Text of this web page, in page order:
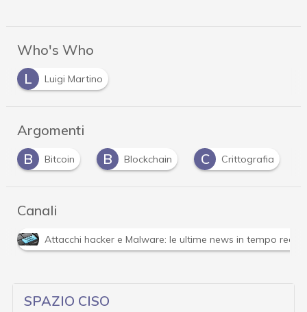
Who's Who
L
Luigi Martino
Argomenti
B
Blockchain C Crittografia C crittografia
Canali
Attacchi hacker e Malware: le ultime news in tempo
SPAZIO CISO